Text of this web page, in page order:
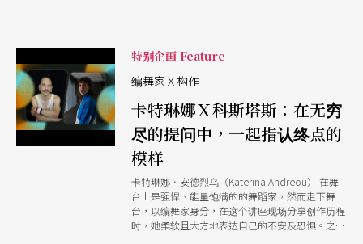
她过去认为愈理性的作品愈能犀利地扣紧议题，然
而这几年却不断思考「温柔的力道」，让锐利与舒
服的感受并肩而行，成为作品坚定的信念。这样的
特别企画 Feature
编舞家Ｘ构作
卡特琳娜Ｘ科斯塔斯：在无穷
尽的提问中，一起指认终点的
模样
卡特琳娜．安德烈乌（Katerina Andreou） 在舞
台上是强悍、能量饱满的的舞蹈家，然而走下舞
台，以编舞家身分，在这个讲座现场分享创作历程
时，她柔软且大方地表达自己的不安及恐惧。之所